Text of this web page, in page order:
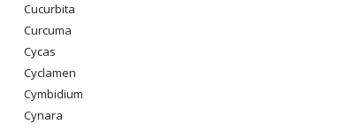
Cucurbita
Curcuma
Cycas
Cyclamen
Cymbidium
Cynara